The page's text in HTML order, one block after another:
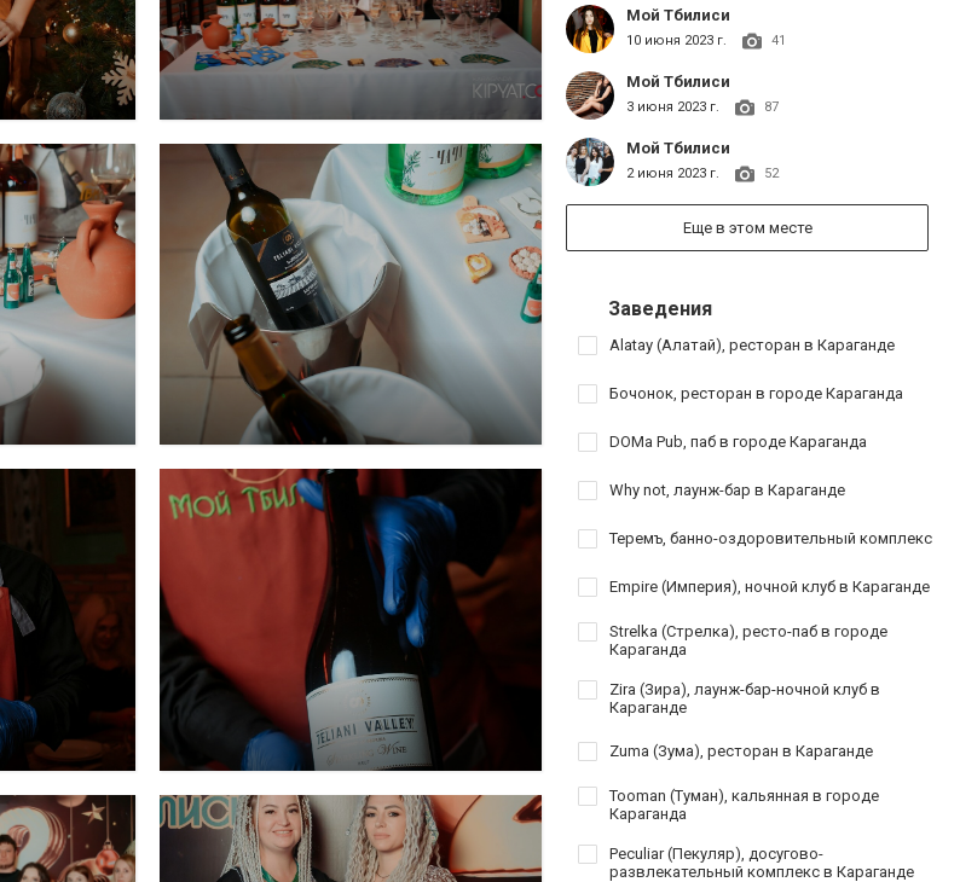
Мой Тбилиси
10 июня 2023 г. 41
Мой Тбилиси
3 июня 2023 г. 87
Мой Тбилиси
2 июня 2023 г. 52
Еще в этом месте
Заведения
Alatay (Алатай), ресторан в Караганде
Бочонок, ресторан в городе Караганда
DOMa Pub, паб в городе Караганда
Why not, лаунж-бар в Караганде
Теремъ, банно-оздоровительный комплекс
Empire (Империя), ночной клуб в Караганде
Strelka (Стрелка), ресто-паб в городе
Караганда
Zira (Зира), лаунж-бар-ночной клуб в
Караганде
Zuma (Зума), ресторан в Караганде
Tooman (Туман), кальянная в городе
Караганда
Peculiar (Пекуляр), досугово-
развлекательный комплекс в Караганде